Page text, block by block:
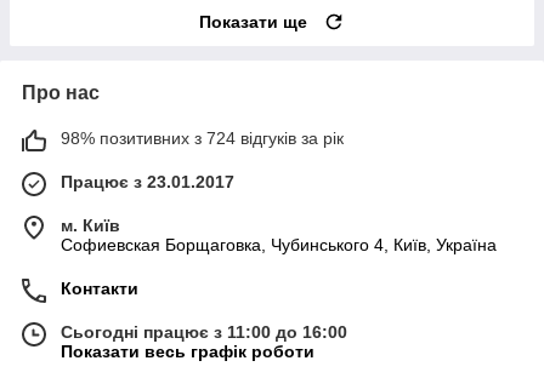
Показати ще
Про нас
98% позитивних з 724 відгуків за рік
Працює з 23.01.2017
м. Київ
Софиевская Борщаговка, Чубинського 4, Київ, Україна
Контакти
Сьогодні працює з 11:00 до 16:00
Показати весь графік роботи